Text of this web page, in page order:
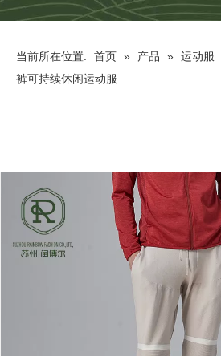
当前所在位置: 首页 » 产品 » 运动服
裤可持续休闲运动服